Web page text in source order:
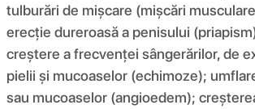
tulburări de mișcare (mișcări
erecție dureroasă a penisului
creștere a frecvenței sângerărilor, de
pielii și mucoaselor (echimoze);
sau mucoaselor (angioedem);